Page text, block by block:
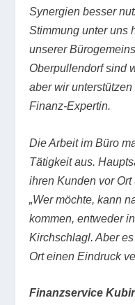
Synergien besser
Stimmung unter uns
unserer
Oberpullendorf sind
aber wir
Finanz-Expertin.
Die Arbeit im Büro
Tätigkeit aus.
ihren Kunden vor
„Wer möchte, kann
kommen, entweder
Kirchschlagl. Aber
Ort einen Eindruck
Finanzservice